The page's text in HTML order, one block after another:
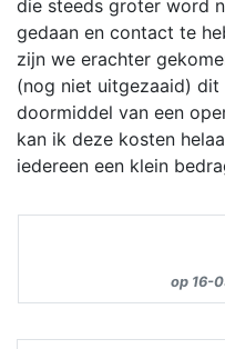
die steeds groter word
gedaan en contact te
zijn we erachter
(nog niet uitgezaaid) dit
doormiddel van een
kan ik deze kosten
iedereen een klein
op 16-